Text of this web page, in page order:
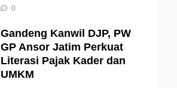
0
Gandeng Kanwil DJP, PW
GP Ansor Jatim Perkuat
Literasi Pajak Kader dan
UMKM